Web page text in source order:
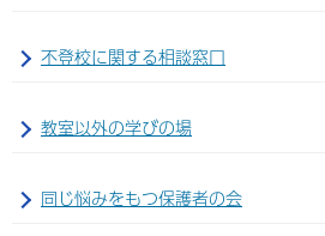
不登校に関する相談窓口
教室以外の学びの場
同じ悩みをもつ保護者の会